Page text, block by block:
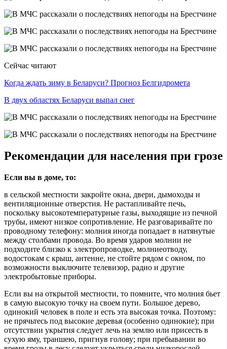
Сейчас читают
Когда ждать зиму в Беларуси? Прогноз Белгидромета
В двух областях Беларуси выпал снег
Рекомендации для населения при грозе
Если вы в доме, то:
в сельской местности закройте окна, двери, дымоходы и
вентиляционные отверстия. Не растапливайте печь,
поскольку высокотемпературные газы, выходящие из печной
трубы, имеют низкое сопротивление. Не разговаривайте по
проводному телефону: молния иногда попадает в натянутые
между столбами провода. Во время ударов молнии не
подходите близко к электропроводке, молниеотводу,
водостокам с крыш, антенне, не стойте рядом с окном, по
возможности выключите телевизор, радио и другие
электробытовые приборы.
Если вы на открытой местности, то помните, что молния бьет
в самую высокую точку на своем пути. Большое дерево,
одинокий человек в поле и есть эта высокая точка. Поэтому:
не прячьтесь под высокие деревья (особенно одинокие); при
отсутствии укрытия следует лечь на землю или присесть в
сухую яму, траншею, пригнув голову; при пребывании во